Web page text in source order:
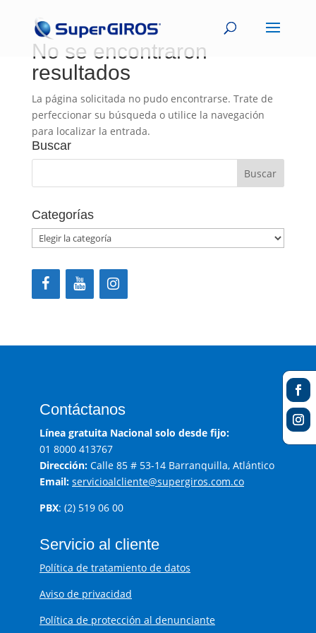
No se encontraron
resultados
La página solicitada no pudo encontrarse. Trate de
perfeccionar su búsqueda o utilice la navegación
para localizar la entrada.
Buscar
Categorías
Categorías
Contáctanos
Línea gratuita Nacional solo desde fijo:
01 8000 413767
Dirección: Calle 85 # 53-14 Barranquilla, Atlántico
Email: servicioalcliente@supergiros.com.co
PBX: (2) 519 06 00
Servicio al cliente
Política de tratamiento de datos
Aviso de privacidad
Política de protección al denunciante